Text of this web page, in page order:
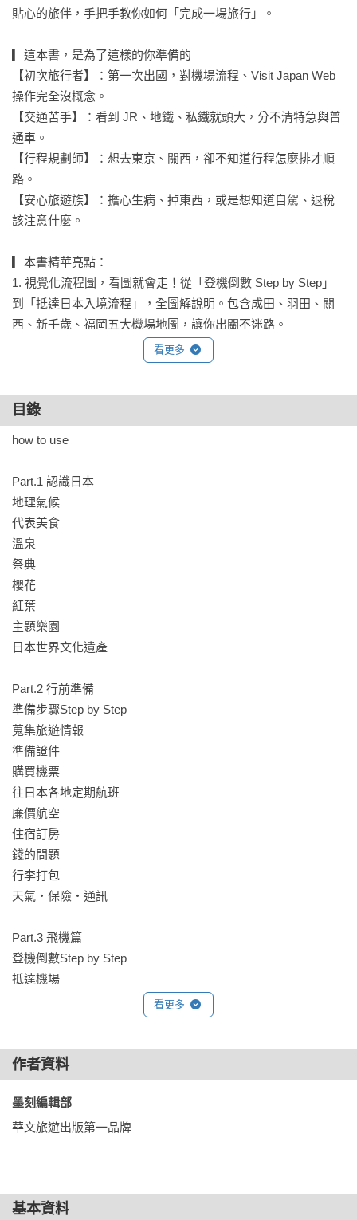
貼心的旅伴，手把手教你如何「完成一場旅行」。
▎這本書，是為了這樣的你準備的
【初次旅行者】：第一次出國，對機場流程、Visit Japan Web
操作完全沒概念。
【交通苦手】：看到 JR、地鐵、私鐵就頭大，分不清特急與普
通車。
【行程規劃師】：想去東京、關西，卻不知道行程怎麼排才順
路。
【安心旅遊族】：擔心生病、掉東西，或是想知道自駕、退稅
該注意什麼。
▎本書精華亮點：
1. 視覺化流程圖，看圖就會走！從「登機倒數 Step by Step」
到「抵達日本入境流程」，全圖解說明。包含成田、羽田、關
西、新千歲、福岡五大機場地圖，讓你出關不迷路。
2. 複雜交通系統大轉譯：日本地鐵很難？我們幫你整理出 JR 解
公車、鐵道旅行，甚至挑戰日本自駕，都能輕鬆上手。
3. 四大核心區域，網羅交通、景點、美食及伴手禮攻略。
•東京篇：整合機場進出市區、東京交通系統與近郊行程規劃，
一次掌握東京旅行動線。
•關西篇：京、阪、神黃金三角，包含神社參拜禮儀與共通票券
教學。
•北海道篇：以鐵路票種與城市交通圖為核心，搭配經典行程規
劃，清楚掌握北海道的廣域移動方式。
•九州篇：從福岡出發，整合機場與市區交通，串聯九州各地行
程，建立一目了然的移動與規劃脈絡。
含緊急狀況處理、一般問題排除，以及超實用的「餐廳日文速
成班」。想吃什麼、想問什麼，翻開就能溝通！
看更多
目錄
how to use
Part.1 認識日本
地理氣候
代表美食
溫泉
祭典
櫻花
紅葉
主題樂園
日本世界文化遺產
Part.2 行前準備
準備步驟Step by Step
蒐集旅遊情報
準備證件
購買機票
往日本各地定期航班
廉價航空
住宿訂房
錢的問題
行李打包
天氣‧保險‧通訊
Part.3 飛機篇
登機倒數Step by Step
抵達機場
尋找航廈和櫃檯‧Check in 手續
托運行李‧檢查護照和隨身行李
台北松山機場‧高雄國際航空站
抵達日本！入境機場Step by Step
入國審查
行李檢查
關西國際機場
看更多
作者資料
墨刻編輯部
華文旅遊出版第一品牌
基本資料